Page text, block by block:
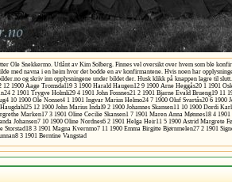
Ole Snekkermo. Utlånt av Kim Solberg. Finnes vel oversikt over hvem som ble
med navna i en heim hvor det bodde en av konfirmantene. Hvis noen har
og skriv inn opplysningene under bildet der. Husk klikk på knappen lagre til
12 1900 Aage Tromsdal19 3 1900 Harald Haugen12 9 1900 Arne Heggås20 1 1901
2 1901 Trygve Holmli29 4 1901 John Fossnes21 2 1901 Bjarne Evald Brueng19 11
10 1900 Ole Nonset4 1 1901 Ingvar Marius Helmo24 7 1900 Oluf Svartås20 6 1900
12 1900 John Marius Indal9 2 1900 Johannes Skansen11 10 1900 Dordi
Marken17 3 1901 Oline Cecilie Skansen1 7 1901 Maren Anna Mønnes18 4
Johansen7 10 1900 Oline Nordnes6 2 1901 Helga Heir11 5 1900 Astrid Margrete
3 1901 Magna Kvernmo7 11 1900 Emma Birgitte Bjørnmelen27 2 1901
3 1901 Berntine Vangstad